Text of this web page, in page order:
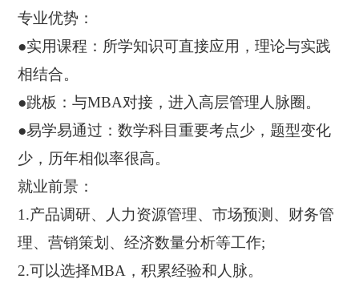
专业优势：
●实用课程：所学知识可直接应用，理论与实践
相结合。
●跳板：与MBA对接，进入高层管理人脉圈。
●易学易通过：数学科目重要考点少，题型变化
少，历年相似率很高。
就业前景：
1.产品调研、人力资源管理、市场预测、财务管
理、营销策划、经济数量分析等工作;
2.可以选择MBA，积累经验和人脉。